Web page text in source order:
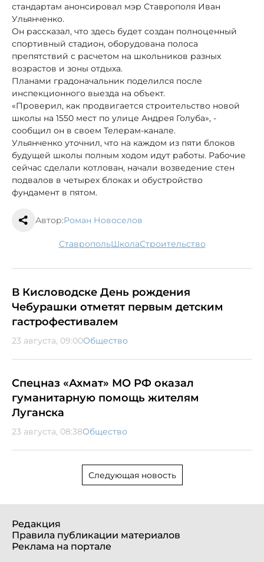
стандартам анонсировал мэр Ставрополя Иван
Ульянченко.
Он рассказал, что здесь будет создан полноценный
спортивный стадион, оборудована полоса
препятствий с расчетом на школьников разных
возрастов и зоны отдыха.
Планами градоначальник поделился после
инспекционного выезда на объект.
«Проверил, как продвигается строительство новой
школы на 1550 мест по улице Андрея Голуба», -
сообщил он в своем Телерам-канале.
Ульянченко уточнил, что на каждом из пяти блоков
будущей школы полным ходом идут работы. Рабочие
сейчас сделали котлован, начали возведение стен
подвалов в четырех блоках и обустройство
фундамент в пятом.
Автор:Роман Новоселов
Ставрополь школа строительство
В Кисловодске День рождения
Чебурашки отметят первым детским
гастрофестивалем
23 августа, 09:00Общество
Спецназ «Ахмат» МО РФ оказал
гуманитарную помощь жителям
Луганска
23 августа, 08:38Общество
Следующая новость
Редакция
Правила публикации материалов
Реклама на портале